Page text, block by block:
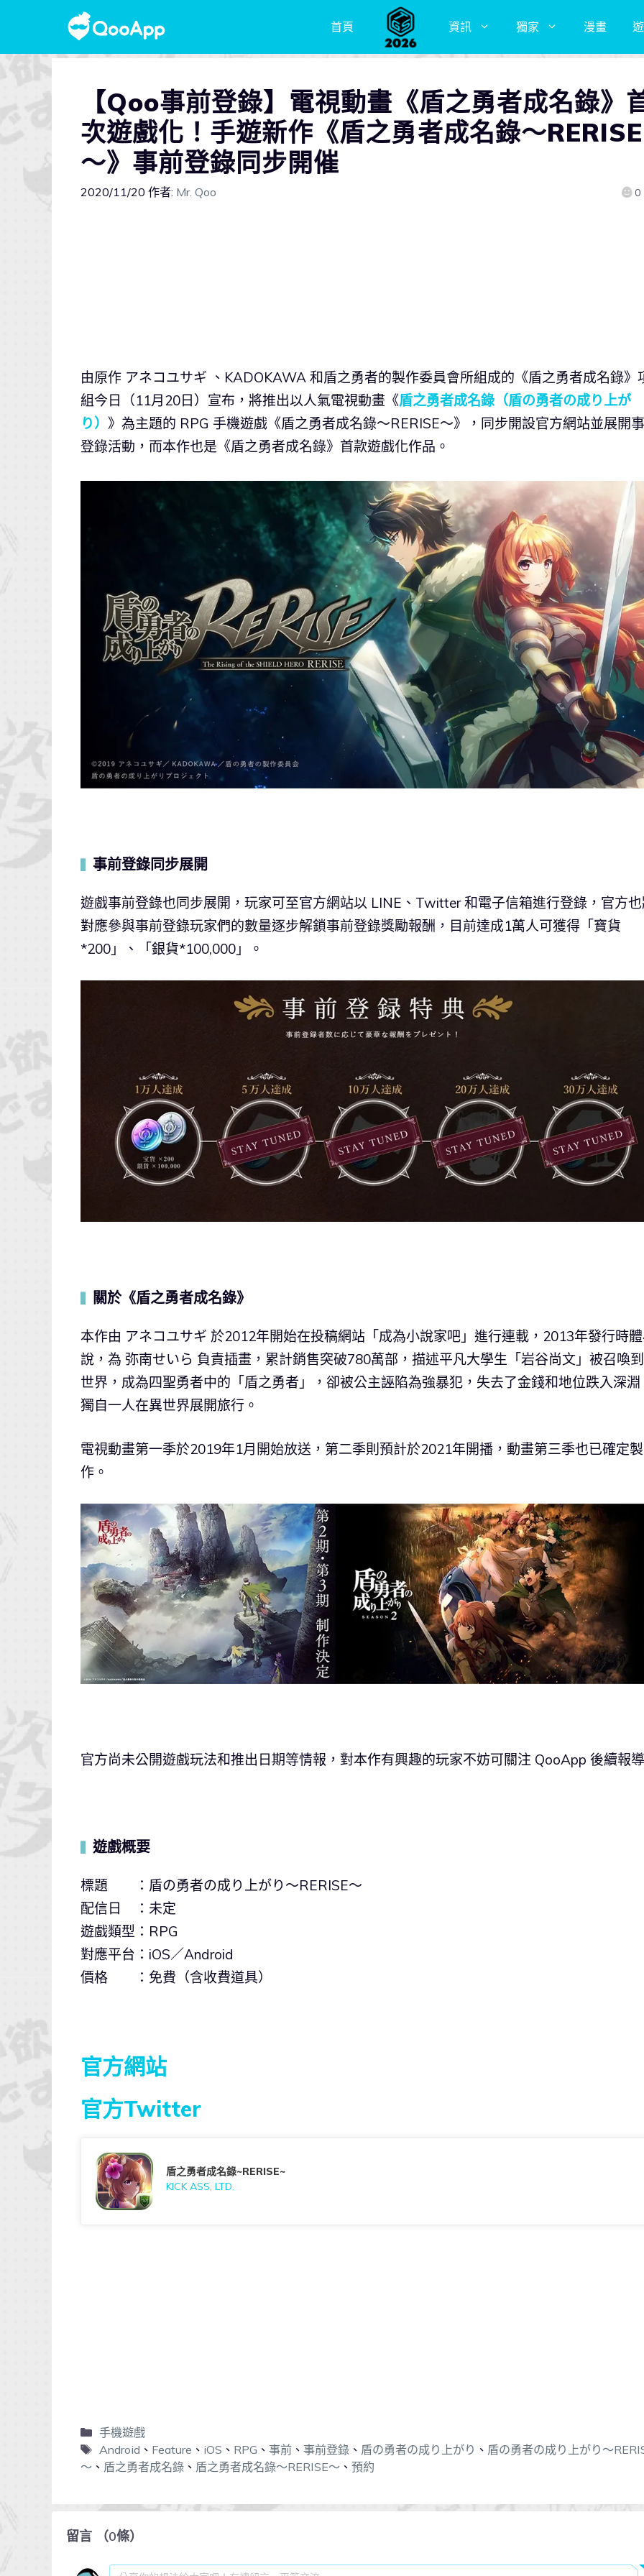
首頁 資訊 獨家 漫畫
【Qoo事前登錄】電視動畫《盾之勇者成名錄》
次遊戲化！手遊新作《盾之勇者成名錄〜RERISE
〜》事前登錄同步開催
2020/11/20 作者: Mr. Qoo 0
由原作 アネコユサギ 、KADOKAWA 和盾之勇者的製作委員會所組成的《盾之勇者成名錄》
組今日（11月20日）宣布，將推出以人氣電視動畫《盾之勇者成名錄（盾の勇者の成り上が
り） 》為主題的 RPG 手機遊戲《盾之勇者成名錄〜RERISE〜》，同步開設官方網站並展開
登錄活動，而本作也是《盾之勇者成名錄》首款遊戲化作品。
事前登錄同步展開
遊戲事前登錄也同步展開，玩家可至官方網站以 LINE、Twitter 和電子信箱進行登錄，官方
對應參與事前登錄玩家們的數量逐步解鎖事前登錄獎勵報酬，目前達成1萬人可獲得「寶貨
*200」、「銀貨*100,000」。
關於《盾之勇者成名錄》
本作由 アネコユサギ 於2012年開始在投稿網站「成為小說家吧」進行連載，2013年發行時
說，為 弥南せいら 負責插畫，累計銷售突破780萬部，描述平凡大學生「岩谷尚文」被召喚
世界，成為四聖勇者中的「盾之勇者」，卻被公主誣陷為強暴犯，失去了金錢和地位跌入深淵
獨自一人在異世界展開旅行。
電視動畫第一季於2019年1月開始放送，第二季則預計於2021年開播，動畫第三季也已確定製
作。
官方尚未公開遊戲玩法和推出日期等情報，對本作有興趣的玩家不妨可關注 QooApp 後續報
遊戲概要
標題 ：盾の勇者の成り上がり〜RERISE〜
配信日 ：未定
遊戲類型：RPG
對應平台：iOS／Android
價格 ：免費（含收費道具）
官方網站
官方Twitter
盾之勇者成名錄~RERISE~
KICK ASS, LTD.
手機遊戲
Android 、 Feature 、 iOS 、 RPG 、 事前、 事前登錄、 盾の勇者の成り上がり 、 盾の勇者の成り上がり〜
〜 、 盾之勇者成名錄 、 盾之勇者成名錄〜RERISE〜 、 預約
留言 （0條）